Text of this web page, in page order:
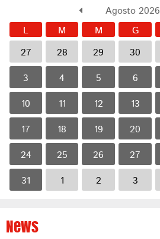
Agosto 2026
L M M G
27 28 29 30
3 4 5 6
10 11 12 13
17 18 19 20
24 25 26 27
31 1 2 3
News